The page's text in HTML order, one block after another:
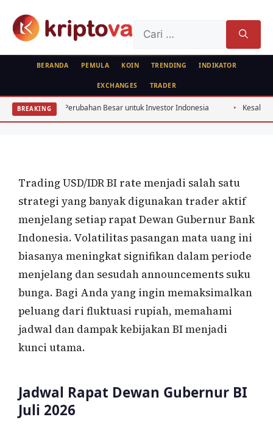
untuk:
BERANDA PEMULA KOIN TRENDING INDIKATOR
EXCHANGES TRADER
BREAKING
Perubahan Besar untuk Investor Indonesia Kesalahan Pemula
Trading USD/IDR Jelang Rapat BI Juli
2026: Panduan Strategi
Trading USD/IDR BI rate menjadi salah satu
strategi yang banyak digunakan trader aktif
menjelang setiap rapat Dewan Gubernur Bank
Indonesia. Volatilitas pasangan mata uang ini
biasanya meningkat signifikan dalam periode
menjelang dan sesudah announcements suku
bunga. Bagi Anda yang ingin memaksimalkan
peluang dari fluktuasi rupiah, memahami
jadwal dan dampak kebijakan BI menjadi
kunci utama.
Jadwal Rapat Dewan Gubernur BI
Juli 2026